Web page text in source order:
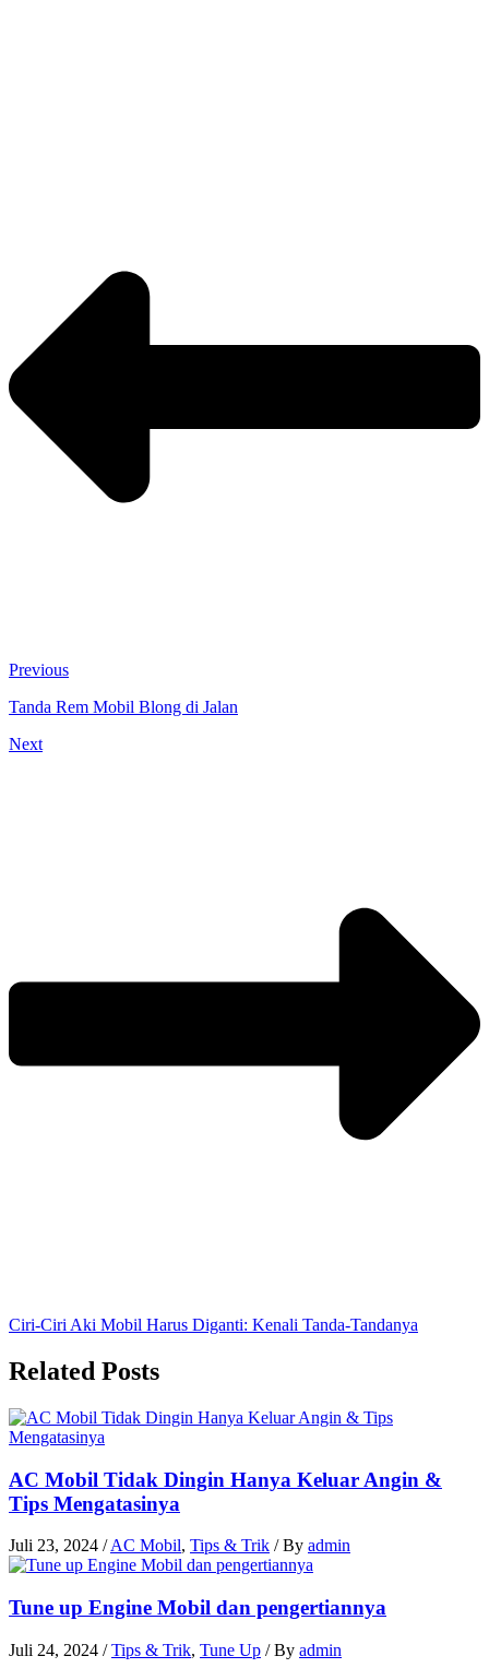
Previous
Tanda Rem Mobil Blong di Jalan
Next
Ciri-Ciri Aki Mobil Harus Diganti: Kenali Tanda-Tandanya
Related Posts
AC Mobil Tidak Dingin Hanya Keluar Angin &
Tips Mengatasinya
Juli 23, 2024 /AC Mobil, Tips & Trik / By admin
Tune up Engine Mobil dan pengertiannya
Juli 24, 2024 /Tips & Trik, Tune Up / By admin